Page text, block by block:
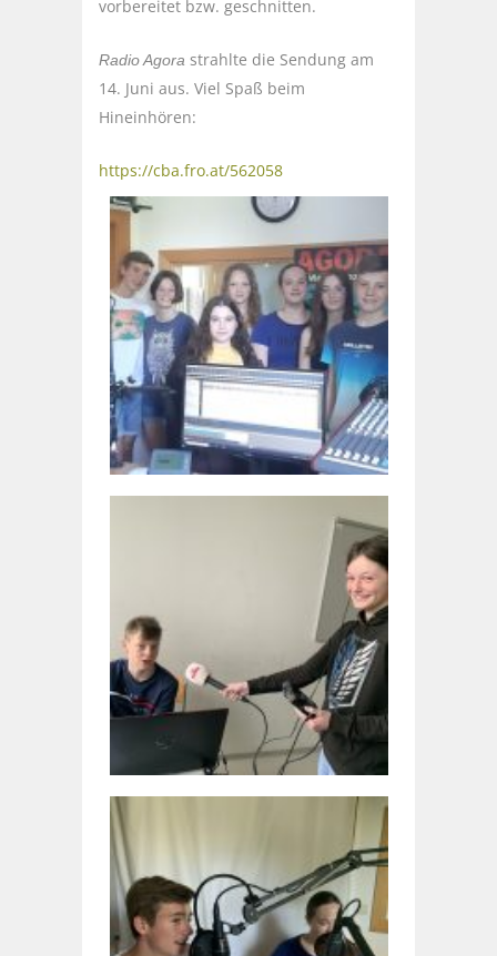
vorbereitet bzw. geschnitten.
Radio Agora strahlte die Sendung am
14. Juni aus. Viel Spaß beim
Hineinhören:
https://cba.fro.at/562058